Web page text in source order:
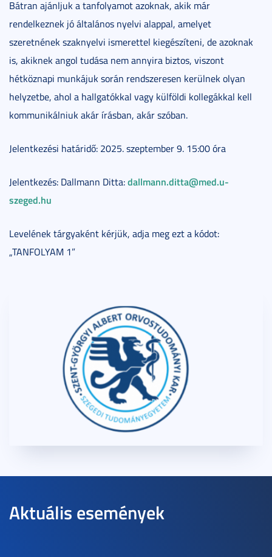
Bátran ajánljuk a tanfolyamot azoknak, akik már
rendelkeznek jó általános nyelvi alappal, amelyet
szeretnének szaknyelvi ismerettel kiegészíteni, de azoknak
is, akiknek angol tudása nem annyira biztos, viszont
hétköznapi munkájuk során rendszeresen kerülnek olyan
helyzetbe, ahol a hallgatókkal vagy külföldi kollegákkal kell
kommunikálniuk akár írásban, akár szóban.
Jelentkezési határidő: 2025. szeptember 9. 15:00 óra
Jelentkezés: Dallmann Ditta:dallmann.ditta@med.u-
szeged.hu
Levelének tárgyaként kérjük, adja meg ezt a kódot:
„TANFOLYAM 1”
Aktuális események